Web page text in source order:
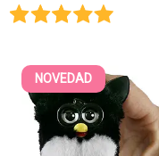
NOVEDAD